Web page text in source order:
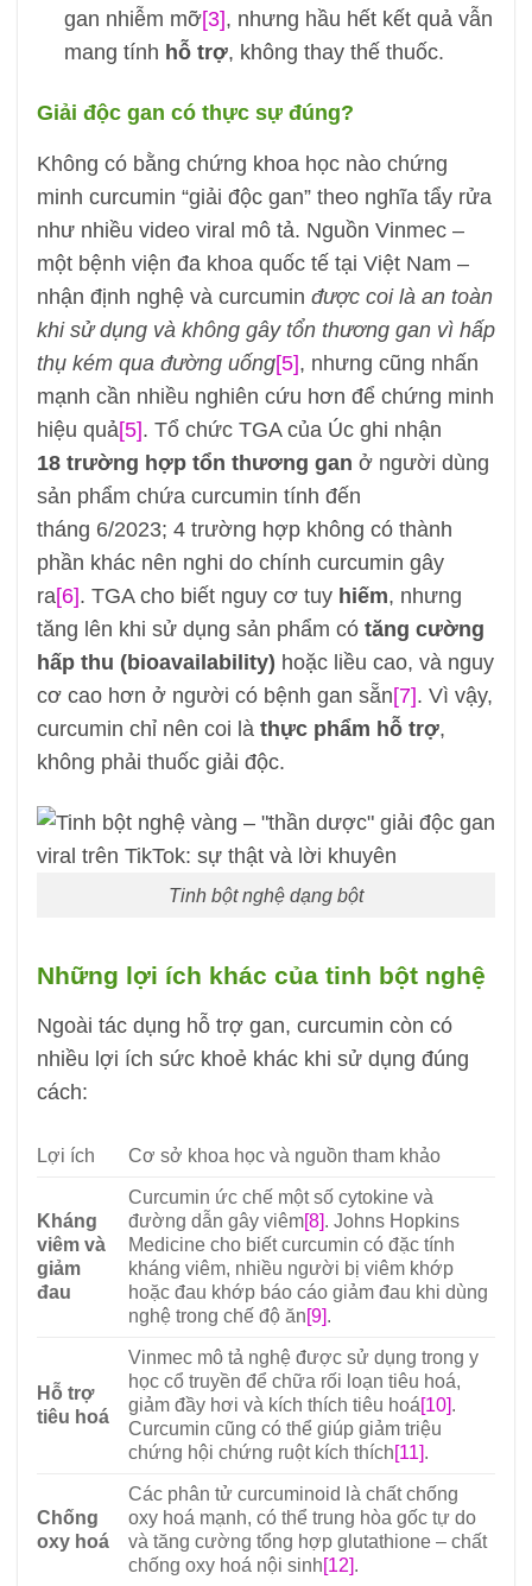
gan nhiễm mỡ[3], nhưng hầu hết kết quả vẫn
mang tính hỗ trợ, không thay thế thuốc.
Giải độc gan có thực sự đúng?
Không có bằng chứng khoa học nào chứng
minh curcumin “giải độc gan” theo nghĩa tẩy rửa
như nhiều video viral mô tả. Nguồn Vinmec –
một bệnh viện đa khoa quốc tế tại Việt Nam –
nhận định nghệ và curcumin được coi là an toàn
khi sử dụng và không gây tổn thương gan vì hấp
thụ kém qua đường uống[5], nhưng cũng nhấn
mạnh cần nhiều nghiên cứu hơn để chứng minh
hiệu quả[5]. Tổ chức TGA của Úc ghi nhận
18 trường hợp tổn thương gan ở người dùng
sản phẩm chứa curcumin tính đến
tháng 6/2023; 4 trường hợp không có thành
phần khác nên nghi do chính curcumin gây
ra[6]. TGA cho biết nguy cơ tuy hiếm, nhưng
tăng lên khi sử dụng sản phẩm có tăng cường
hấp thu (bioavailability) hoặc liều cao, và nguy
cơ cao hơn ở người có bệnh gan sẵn[7]. Vì vậy,
curcumin chỉ nên coi là thực phẩm hỗ trợ,
không phải thuốc giải độc.
Tinh bột nghệ dạng bột
Những lợi ích khác của tinh bột nghệ
Ngoài tác dụng hỗ trợ gan, curcumin còn có
nhiều lợi ích sức khoẻ khác khi sử dụng đúng
cách:
Lợi ích Cơ sở khoa học và nguồn tham khảo
Kháng
viêm và
giảm
đau
Curcumin ức chế một số cytokine và
đường dẫn gây viêm[8]. Johns Hopkins
Medicine cho biết curcumin có đặc tính
kháng viêm, nhiều người bị viêm khớp
hoặc đau khớp báo cáo giảm đau khi dùng
nghệ trong chế độ ăn[9].
Hỗ trợ
tiêu hoá
Vinmec mô tả nghệ được sử dụng trong y
học cổ truyền để chữa rối loạn tiêu hoá,
giảm đầy hơi và kích thích tiêu hoá[10].
Curcumin cũng có thể giúp giảm triệu
chứng hội chứng ruột kích thích[11].
Chống
oxy hoá
Các phân tử curcuminoid là chất chống
oxy hoá mạnh, có thể trung hòa gốc tự do
và tăng cường tổng hợp glutathione – chất
chống oxy hoá nội sinh[12].